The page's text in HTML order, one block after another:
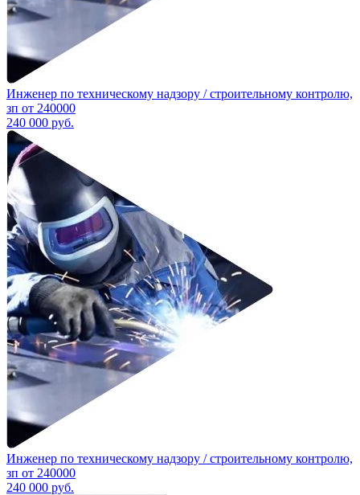
Инженер по техническому надзору / строительному контролю,
зп от 240000
240 000 руб.
Инженер по техническому надзору / строительному контролю,
зп от 240000
240 000 руб.